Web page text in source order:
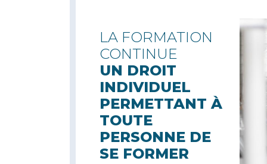
LA FORMATION
CONTINUE
UN DROIT
INDIVIDUEL
PERMETTANT À
TOUTE
PERSONNE DE
SE FORMER